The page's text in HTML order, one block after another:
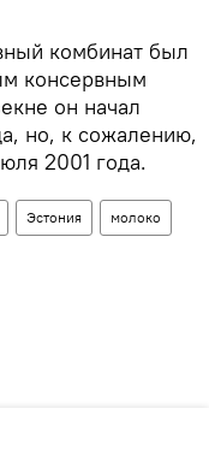
комбинат был
консервным
он начал
но, к сожалению,
2001 года.
Эстония молоко